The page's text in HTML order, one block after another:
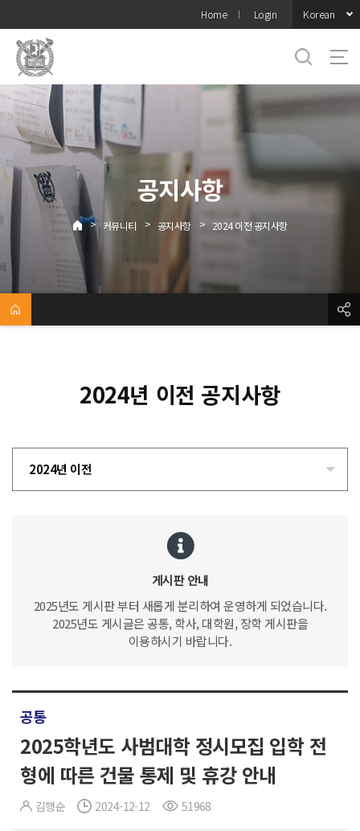
메뉴
Home Login Korean
공지사항
> 커뮤니티 > 공지사항 > 2024 이전 공지사항
2024년 이전 공지사항
2024년 이전
게시판 안내
2025년도 게시판 부터 새롭게 분리하여 운영하게 되었습니다.
2025년도 게시글은 공통, 학사, 대학원, 장학 게시판을
이용하시기 바랍니다.
공통
2025학년도 사범대학 정시모집 입학 전
형에 따른 건물 통제 및 휴강 안내
김행순 2024-12-12 51968